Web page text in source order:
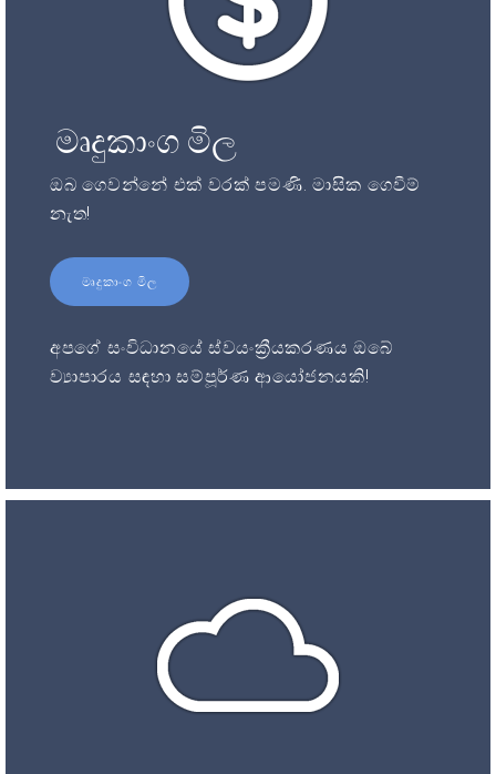
මෘදුකාංග මිල
ඔබ ගෙවන්නේ එක් වරක් පමණි. මාසික ගෙවීම්
නැත!
මෘදුකාංග මිල
අපගේ සංවිධානයේ ස්වයංක්‍රීයකරණය ඔබේ
ව්‍යාපාරය සඳහා සම්පූර්ණ ආයෝජනයකි!